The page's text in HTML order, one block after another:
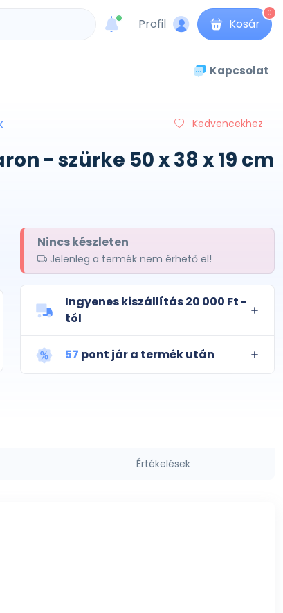
unread messages
Profil Kosár
0
Kapcsolat
Kedvencekhez
- szürke 50 x 38 x 19 cm
Nincs készleten
Jelenleg a termék nem érhető el!
Ingyenes kiszállítás 20 000 Ft -
tól
57 pont jár a termék után
Értékelések